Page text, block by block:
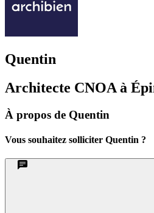
Quentin
Architecte CNOA à
À propos de Quentin
Vous souhaitez solliciter Quentin ?